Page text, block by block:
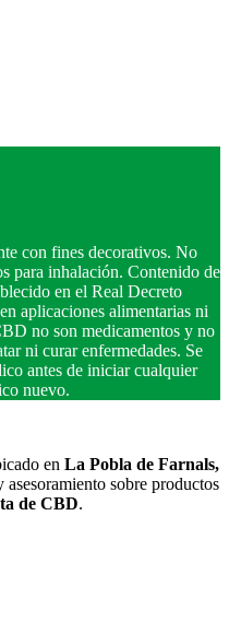
con fines decorativos. No
para inhalación. Contenido de
en el Real Decreto
aplicaciones alimentarias ni
no son medicamentos y no
ni curar enfermedades. Se
antes de iniciar cualquier
nuevo.
en La Pobla de Farnals,
asesoramiento sobre productos
de CBD.